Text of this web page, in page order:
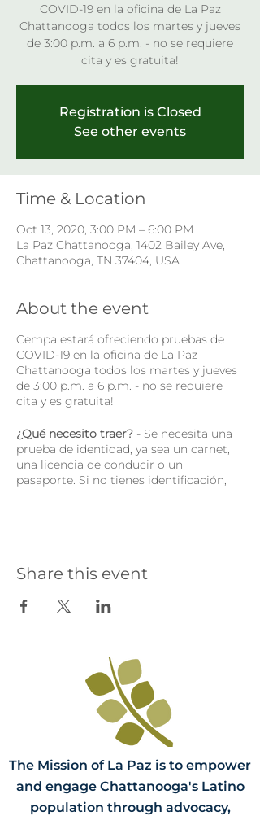
COVID-19 en la oficina de La Paz
Chattanooga todos los martes y jueves
de 3:00 p.m. a 6 p.m. - no se requiere
cita y es gratuita!
Registration is Closed
See other events
Time & Location
Oct 13, 2020, 3:00 PM – 6:00 PM
La Paz Chattanooga, 1402 Bailey Ave,
Chattanooga, TN 37404, USA
About the event
Cempa estará ofreciendo pruebas de
COVID-19 en la oficina de La Paz
Chattanooga todos los martes y jueves
de 3:00 p.m. a 6 p.m. - no se requiere
cita y es gratuita!
¿Qué necesito traer? - Se necesita una
prueba de identidad, ya sea un carnet,
una licencia de conducir o un
pasaporte. Si no tienes identificación,
puede traer algo que contiene su
con Cempa, administraremos la prueba
Tomará de 3 a 5 días para recibir sus
síntomas leves de COVID-19.
Si ya me he hecho la prueba, ¿me lo
puedo hacer de nuevo?- ¡Sí! Si te has
hecho la prueba y salió positivo, te
motivamos a esperar los 14 días para
hacértela de nuevo.
Share this event
The Mission of La Paz is to empower
and engage Chattanooga's Latino
population through advocacy,